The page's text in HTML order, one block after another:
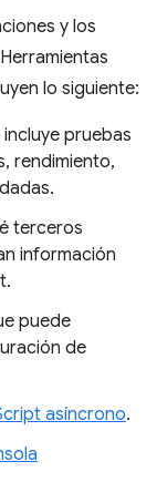
y los
lo siguiente:
incluye pruebas
rendimiento,
terceros
información
puede
de
asíncrono.